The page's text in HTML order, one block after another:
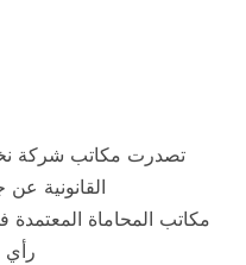
تصدرت مكاتب شركة
القانونية
مكاتب المحاماة
رأي